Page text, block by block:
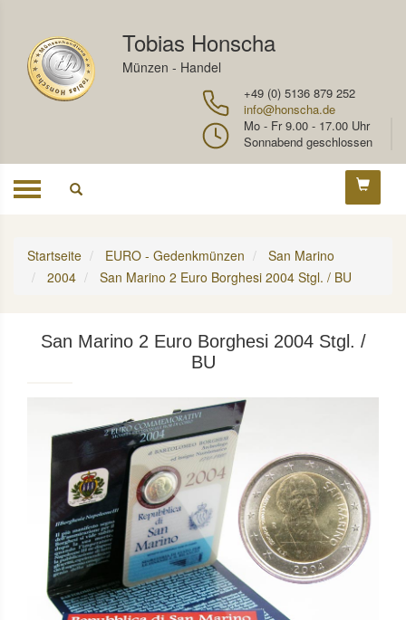
Tobias Honscha
Münzen - Handel
+49 (0) 5136 879 252
info@honscha.de
Mo - Fr 9.00 - 17.00 Uhr
Sonnabend geschlossen
Toggle
Startseite EURO - Gedenkmünzen
San Marino
2004
San Marino 2 Euro Borghesi 2004 Stgl. / BU
San Marino 2 Euro Borghesi 2004 Stgl. /
BU